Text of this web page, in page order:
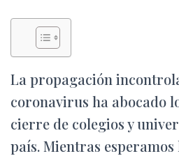
La propagación
coronavirus ha abocado
cierre de colegios y
país. Mientras esperamos